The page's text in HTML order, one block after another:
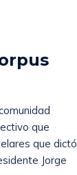
que
que dictó
Jorge